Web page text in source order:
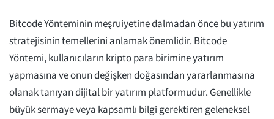
Bitcode Yönteminin meşruiyetine dalmadan önce bu yatırım
stratejisinin temellerini anlamak önemlidir. Bitcode
Yöntemi, kullanıcıların kripto para birimine yatırım
yapmasına ve onun değişken doğasından yararlanmasına
olanak tanıyan dijital bir yatırım platformudur. Genellikle
büyük sermaye veya kapsamlı bilgi gerektiren geleneksel